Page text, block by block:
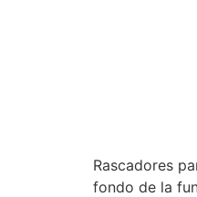
Rascadores
fondo de la